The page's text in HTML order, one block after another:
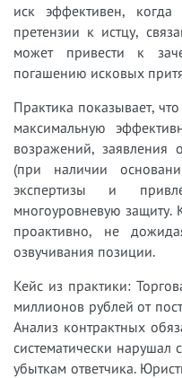
иск эффективен, когда
претензии к истцу,
может привести к
погашению исковых
Практика показывает,
максимальную
возражений, заявления
(при наличии
экспертизы и
многоуровневую защиту.
проактивно, не
озвучивания позиции.
Кейс из практики:
миллионов рублей от
Анализ контрактных
систематически нарушал
убыткам ответчика.